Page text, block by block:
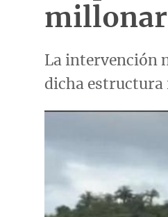
La intervención
dicha estructura